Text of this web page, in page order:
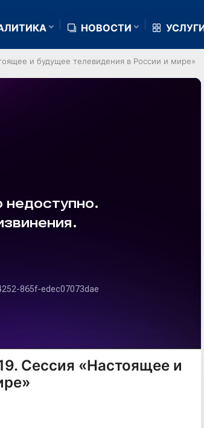
НОВОСТИ
и будущее телевидения в России и мире»
Сессия «Настоящее и